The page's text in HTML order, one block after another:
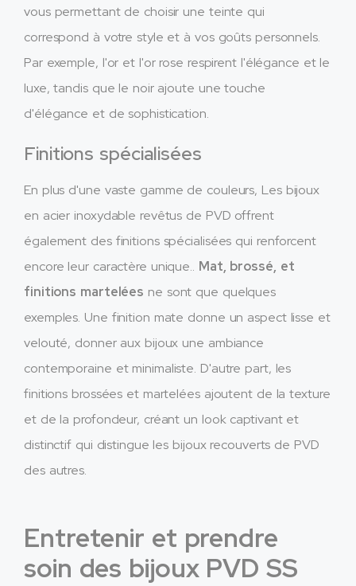
vous permettant de choisir une teinte qui
correspond à votre style et à vos goûts personnels.
Par exemple, l'or et l'or rose respirent l'élégance et le
luxe, tandis que le noir ajoute une touche
d'élégance et de sophistication.
Finitions spécialisées
En plus d'une vaste gamme de couleurs, Les bijoux
en acier inoxydable revêtus de PVD offrent
également des finitions spécialisées qui renforcent
encore leur caractère unique.. Mat, brossé, et
finitions martelées ne sont que quelques
exemples. Une finition mate donne un aspect lisse et
velouté, donner aux bijoux une ambiance
contemporaine et minimaliste. D'autre part, les
finitions brossées et martelées ajoutent de la texture
et de la profondeur, créant un look captivant et
distinctif qui distingue les bijoux recouverts de PVD
des autres.
Entretenir et prendre
soin des bijoux PVD SS